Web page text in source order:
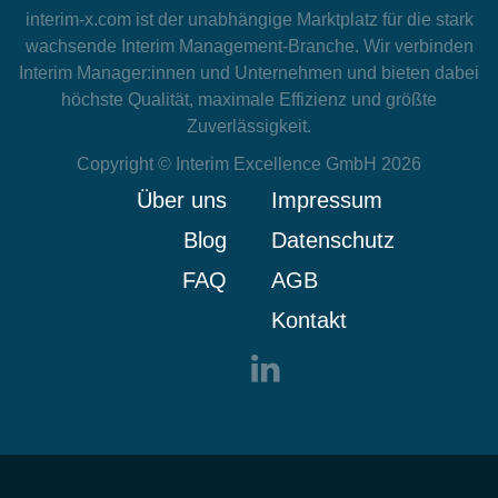
interim-x.comist der unabhängige Marktplatz für die stark
wachsende Interim Management-Branche. Wir verbinden
Interim Manager:innen und Unternehmen und bieten dabei
höchste Qualität, maximale Effizienz und größte
Zuverlässigkeit.
Copyright © Interim Excellence GmbH 2026
Über uns
Blog
FAQ
Impressum
Datenschutz
AGB
Kontakt